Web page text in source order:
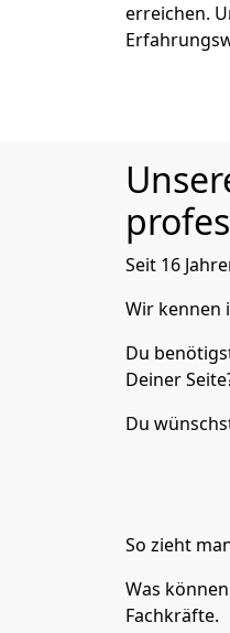
erreichen.
Seit 16
Wir kennen
Du
Deiner
Du
So zieht
Was
Fachkräfte.